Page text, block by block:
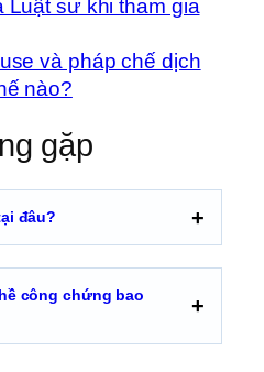
Luật sư khi tham gia
và pháp chế dịch
nào?
gặp
đâu?
công chứng bao